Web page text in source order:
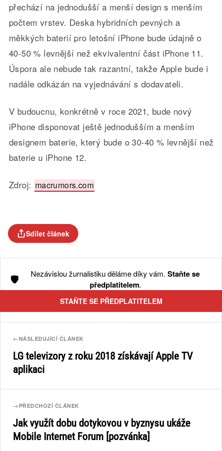
přechází na jednodušší a menší design s menším
počtem vrstev. Deska hybridních pevných a
měkkých baterií pro letošní iPhone bude údajně o
40-50 % levnější než ekvivalentní část iPhone 11.
Úspora ale nebude tak razantní, takže Apple bude i
nadále odkázán na vyjednávání s dodavateli.
V budoucnu, konkrétně v roce 2021, bude nový
iPhone disponovat ještě jednodušším a menším
designem baterie, který bude o 30-40 % levnější než
baterie u iPhone 12.
Zdroj: macrumors.com
Sdílet článek
🛡️ Nezávislou žurnalistiku děláme díky vám. Staňte se
předplatitelem.
STAŇTE SE PŘEDPLATITELEM
←NÁSLEDUJÍCÍ ČLÁNEK
LG televizory z roku 2018 získávají Apple TV
aplikaci
→ PŘEDCHOZÍ ČLÁNEK
Jak využít dobu dotykovou v byznysu ukáže
Mobile Internet Forum [pozvánka]